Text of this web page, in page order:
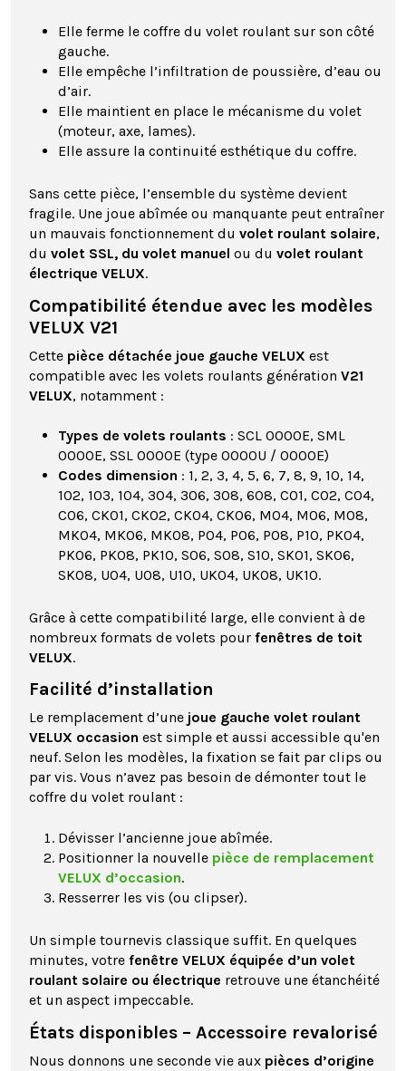
Elle ferme le coffre du volet roulant sur son côté
gauche.
Elle empêche l’infiltration de poussière, d’eau ou
d’air.
Elle maintient en place le mécanisme du volet
(moteur, axe, lames).
Elle assure la continuité esthétique du coffre.
Sans cette pièce, l’ensemble du système devient
fragile. Une joue abîmée ou manquante peut entraîner
un mauvais fonctionnement du volet roulant solaire,
du volet SSL, du volet manuel ou du volet roulant
électrique VELUX.
Compatibilité étendue avec les modèles
VELUX V21
Cette pièce détachée joue gauche VELUX est
compatible avec les volets roulants génération V21
VELUX, notamment :
Types de volets roulants : SCL 0000E, SML
0000E, SSL 0000E (type 0000U / 0000E)
Codes dimension : 1, 2, 3, 4, 5, 6, 7, 8, 9, 10, 14,
102, 103, 104, 304, 306, 308, 608, C01, C02, C04,
C06, CK01, CK02, CK04, CK06, M04, M06, M08,
MK04, MK06, MK08, P04, P06, P08, P10, PK04,
PK06, PK08, PK10, S06, S08, S10, SK01, SK06,
SK08, U04, U08, U10, UK04, UK08, UK10.
Grâce à cette compatibilité large, elle convient à de
nombreux formats de volets pour fenêtres de toit
VELUX.
Facilité d’installation
Le remplacement d’une joue gauche volet roulant
VELUX occasion est simple et aussi accessible qu'en
neuf. Selon les modèles, la fixation se fait par clips ou
par vis. Vous n’avez pas besoin de démonter tout le
coffre du volet roulant :
Dévisser l’ancienne joue abîmée.
Positionner la nouvelle pièce de remplacement
VELUX d’occasion.
Resserrer les vis (ou clipser).
Un simple tournevis classique suffit. En quelques
minutes, votre fenêtre VELUX équipée d’un volet
roulant solaire ou électrique retrouve une étanchéité
et un aspect impeccable.
États disponibles – Accessoire revalorisé
Nous donnons une seconde vie aux pièces d’origine